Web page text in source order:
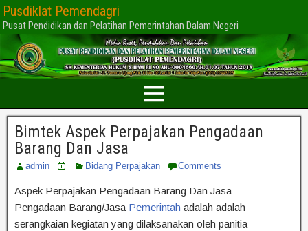
Pusdiklat Pemendagri
Pusat Pendidikan dan Pelatihan Pemerintahan Dalam Negeri
Bimtek Aspek Perpajakan Pengadaan
Barang Dan Jasa
admin Bidang Perpajakan Comments
Aspek Perpajakan Pengadaan Barang Dan Jasa –
Pengadaan Barang/Jasa Pemerintah adalah adalah
serangkaian kegiatan yang dilaksanakan oleh panitia